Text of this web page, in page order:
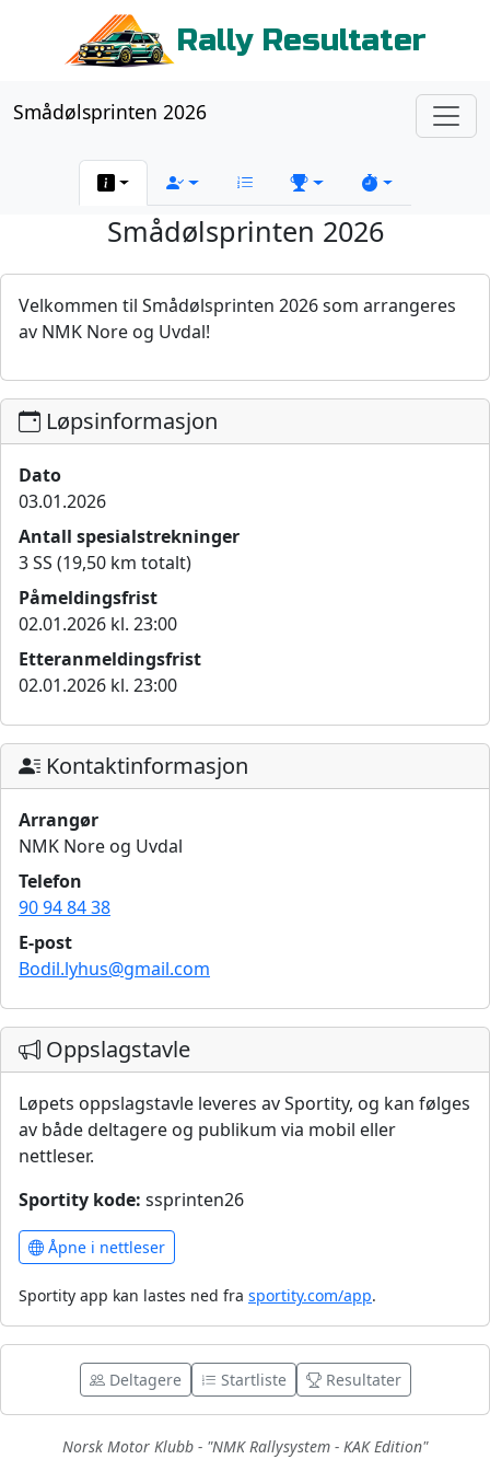
Rally Resultater
Smådølsprinten 2026
Smådølsprinten 2026
Velkommen til Smådølsprinten 2026 som arrangeres
av NMK Nore og Uvdal!
Løpsinformasjon
Dato
03.01.2026
Antall spesialstrekninger
3 SS (19,50 km totalt)
Påmeldingsfrist
02.01.2026 kl. 23:00
Etteranmeldingsfrist
02.01.2026 kl. 23:00
Kontaktinformasjon
Arrangør
NMK Nore og Uvdal
Telefon
90 94 84 38
E-post
Bodil.lyhus@gmail.com
Oppslagstavle
Løpets oppslagstavle leveres av Sportity, og kan følges
av både deltagere og publikum via mobil eller
nettleser.
Sportity kode: ssprinten26
Åpne i nettleser
Sportity app kan lastes ned fra sportity.com/app.
Deltagere Startliste Resultater
Norsk Motor Klubb - "NMK Rallysystem - KAK Edition"